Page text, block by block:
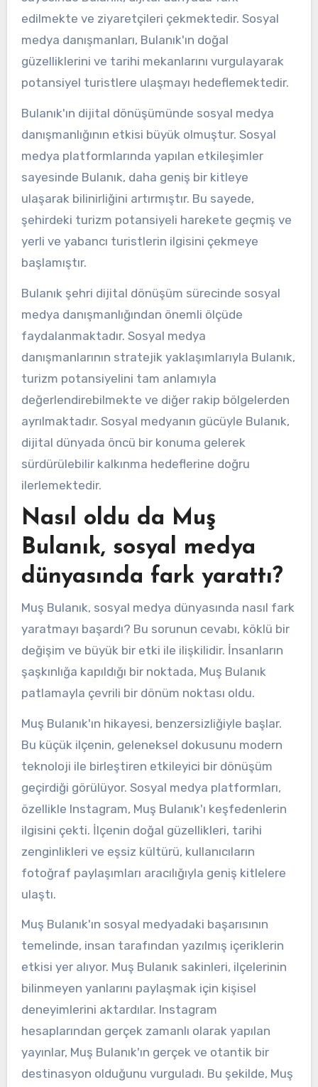
edilmekte ve ziyaretçileri çekmektedir. Sosyal
medya danışmanları, Bulanık'ın doğal
güzelliklerini ve tarihi mekanlarını vurgulayarak
potansiyel turistlere ulaşmayı hedeflemektedir.
Bulanık'ın dijital dönüşümünde sosyal medya
danışmanlığının etkisi büyük olmuştur. Sosyal
medya platformlarında yapılan etkileşimler
sayesinde Bulanık, daha geniş bir kitleye
ulaşarak bilinirliğini artırmıştır. Bu sayede,
şehirdeki turizm potansiyeli harekete geçmiş ve
yerli ve yabancı turistlerin ilgisini çekmeye
başlamıştır.
Bulanık şehri dijital dönüşüm sürecinde sosyal
medya danışmanlığından önemli ölçüde
faydalanmaktadır. Sosyal medya
danışmanlarının stratejik yaklaşımlarıyla Bulanık,
turizm potansiyelini tam anlamıyla
değerlendirebilmekte ve diğer rakip bölgelerden
ayrılmaktadır. Sosyal medyanın gücüyle Bulanık,
dijital dünyada öncü bir konuma gelerek
sürdürülebilir kalkınma hedeflerine doğru
ilerlemektedir.
Nasıl oldu da Muş
Bulanık, sosyal medya
dünyasında fark yarattı?
Muş Bulanık, sosyal medya dünyasında nasıl fark
yaratmayı başardı? Bu sorunun cevabı, köklü bir
değişim ve büyük bir etki ile ilişkilidir. İnsanların
şaşkınlığa kapıldığı bir noktada, Muş Bulanık
patlamayla çevrili bir dönüm noktası oldu.
Muş Bulanık'ın hikayesi, benzersizliğiyle başlar.
Bu küçük ilçenin, geleneksel dokusunu modern
teknoloji ile birleştiren etkileyici bir dönüşüm
geçirdiği görülüyor. Sosyal medya platformları,
özellikle Instagram, Muş Bulanık'ı keşfedenlerin
ilgisini çekti. İlçenin doğal güzellikleri, tarihi
zenginlikleri ve eşsiz kültürü, kullanıcıların
fotoğraf paylaşımları aracılığıyla geniş kitlelere
ulaştı.
Muş Bulanık'ın sosyal medyadaki başarısının
temelinde, insan tarafından yazılmış içeriklerin
etkisi yer alıyor. Muş Bulanık sakinleri, ilçelerinin
bilinmeyen yanlarını paylaşmak için kişisel
deneyimlerini aktardılar. Instagram
hesaplarından gerçek zamanlı olarak yapılan
yayınlar, Muş Bulanık'ın gerçek ve otantik bir
destinasyon olduğunu vurguladı. Bu şekilde, Muş